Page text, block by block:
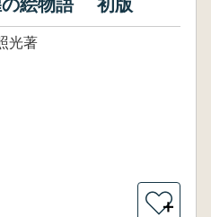
の絵物語 初版
光著
＋